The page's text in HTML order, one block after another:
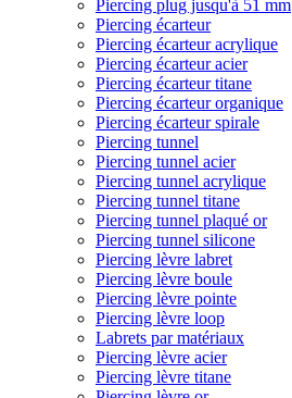
Piercing plug jusqu'à 51 mm
Piercing écarteur
Piercing écarteur acrylique
Piercing écarteur acier
Piercing écarteur titane
Piercing écarteur organique
Piercing écarteur spirale
Piercing tunnel
Piercing tunnel acier
Piercing tunnel acrylique
Piercing tunnel titane
Piercing tunnel plaqué or
Piercing tunnel silicone
Piercing lèvre labret
Piercing lèvre boule
Piercing lèvre pointe
Piercing lèvre loop
Labrets par matériaux
Piercing lèvre acier
Piercing lèvre titane